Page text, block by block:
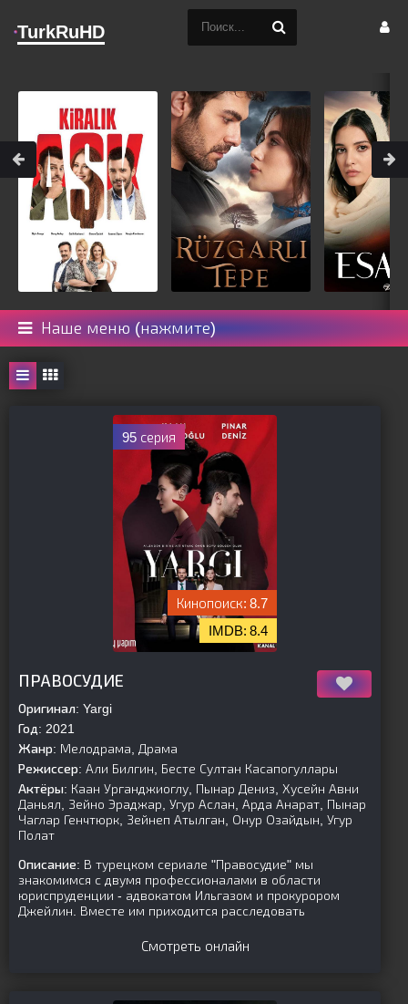
Наше меню (нажмите)
95 серия
8.7
8.4
ПРАВОСУДИЕ
Оригинал: Yargi
Год: 2021
Жанр: Мелодрама, Драма
Режиссер: Али Билгин, Бесте Султан Касапогуллары
Актёры: Каан Урганджиоглу, Пынар Дениз, Хусейн Авни
Даньял, Зейно Эраджар, Угур Аслан, Арда Анарат, Пынар
Чаглар Генчтюрк, Зейнеп Атылган, Онур Озайдын, Угур
Полат
Описание: В турецком сериале "Правосудие" мы
знакомимся с двумя профессионалами в области
юриспруденции - адвокатом Ильгазом и прокурором
Джейлин. Вместе им приходится расследовать
Смотреть онлайн
TurkRuHD